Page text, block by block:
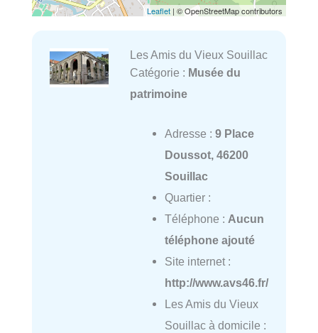
Leaflet | © OpenStreetMap contributors
Les Amis du Vieux Souillac
Catégorie : Musée du
patrimoine
Adresse : 9 Place
Doussot, 46200
Souillac
Quartier :
Téléphone : Aucun
téléphone ajouté
Site internet :
http://www.avs46.fr/
Les Amis du Vieux
Souillac à domicile :